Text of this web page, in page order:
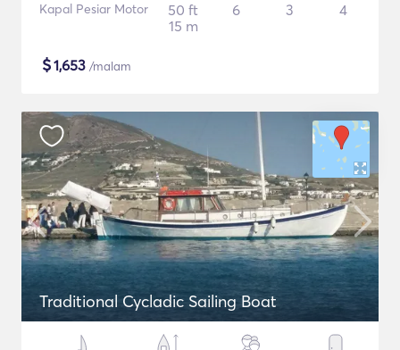
Kapal Pesiar Motor
50 ft
15 m
6 3 4
$1,653 /malam
Traditional Cycladic Sailing Boat